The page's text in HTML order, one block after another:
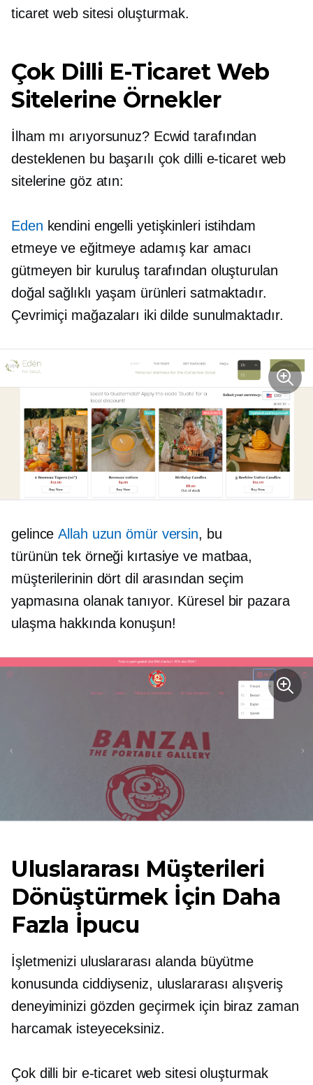
ticaret web sitesi oluşturmak.
Çok Dilli E-Ticaret Web
Sitelerine Örnekler
İlham mı arıyorsunuz? Ecwid tarafından
desteklenen bu başarılı çok dilli e-ticaret web
sitelerine göz atın:
Eden kendini engelli yetişkinleri istihdam
etmeye ve eğitmeye adamış kar amacı
gütmeyen bir kuruluş tarafından oluşturulan
doğal sağlıklı yaşam ürünleri satmaktadır.
Çevrimiçi mağazaları iki dilde sunulmaktadır.
gelinceAllah uzun ömür versin, bu
türünün tek örneği kırtasiye ve matbaa,
müşterilerinin dört dil arasından seçim
yapmasına olanak tanıyor. Küresel bir pazara
ulaşma hakkında konuşun!
Uluslararası Müşterileri
Dönüştürmek İçin Daha
Fazla İpucu
İşletmenizi uluslararası alanda büyütme
konusunda ciddiyseniz, uluslararası alışveriş
deneyiminizi gözden geçirmek için biraz zaman
harcamak isteyeceksiniz.
Çok dilli bir e-ticaret web sitesi oluşturmak